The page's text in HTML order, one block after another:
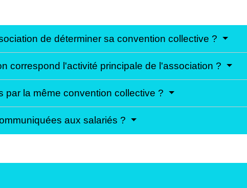
de déterminer sa convention collective ?
correspond l'activité principale de l'association ?
par la même convention collective ?
aux salariés ?